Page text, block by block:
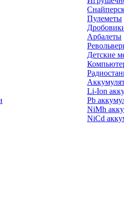
Пулеметы
Арбалеты
Детские
Li-Ion
Pb
NiMh
NiCd